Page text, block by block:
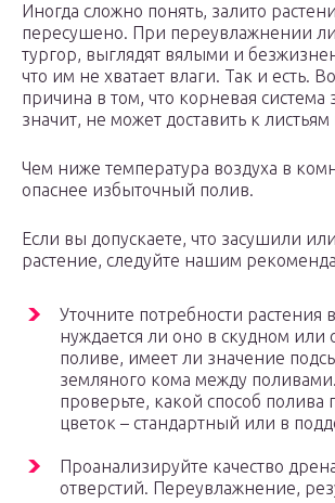
Иногда сложно понять, залито
пересушено. При переувлажнении
тургор, выглядят вялыми и
что им не хватает влаги. Так и есть.
причина в том, что корневая система
значит, не может доставить к листьям
Чем ниже температура воздуха в
опаснее избыточный полив.
Если вы допускаете, что засушили
растение, следуйте нашим
Уточните потребности растения
нуждается ли оно в скудном или
поливе, имеет ли значение
земляного кома между
проверьте, какой способ полива
цветок – стандартный или в
Проанализируйте качество
отверстий. Переувлажнение,